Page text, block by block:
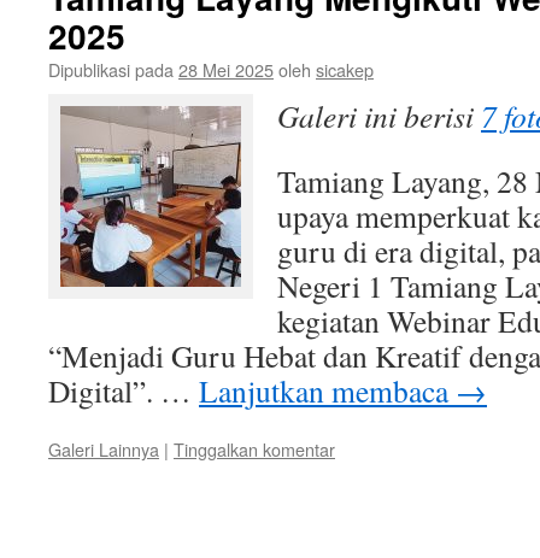
2025
Dipublikasi pada 28 Mei 2025oleh sicakep
Galeri ini berisi 7
Tamiang Layang,
upaya memperkuat
guru di era digital,
Negeri 1 Tamiang
kegiatan Webinar
“Menjadi Guru Hebat dan Kreatif
Digital”. … Lanjutkan membaca →
Galeri Lainnya | Tinggalkan komentar